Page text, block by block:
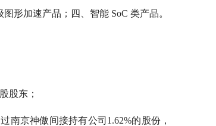
形加速产品；四、智能 SoC 类产品。
股东；
南京神傲间接持有公司1.62%的股份，